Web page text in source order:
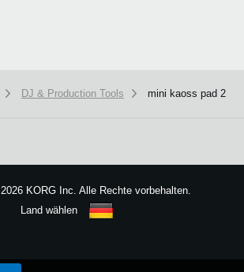
DJ & Production Tools mini kaoss pad 2
2026 KORG Inc. Alle Rechte vorbehalten.
Land wählen